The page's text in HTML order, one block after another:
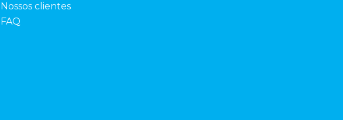
Nossos clientes
FAQ